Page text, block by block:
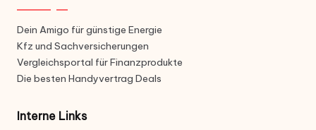
Dein Amigo für günstige Energie
Kfz und Sachversicherungen
Vergleichsportal für Finanzprodukte
Die besten Handyvertrag Deals
Interne Links